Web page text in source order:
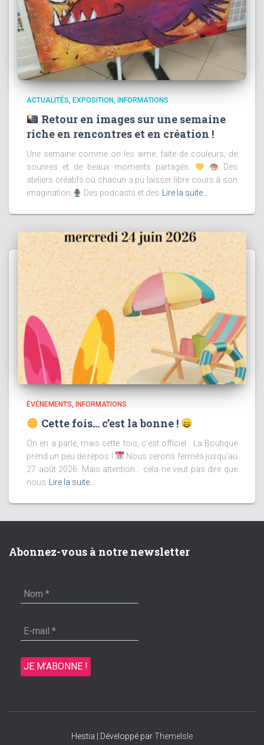
ACTUALITÉS EXPOSITION INFORMATIONS
Retour en images sur une semaine
riche en rencontres et en création !
Une semaine comme on les aime, faite de couleurs, de
sourires et de beaux moments partagés.
Des
ateliers créatifs où chacun a pu laisser libre cours à son
imagination.
Des podcasts et des Lire la suite…
ÉVÉNEMENTS INFORMATIONS
Cette fois… c’est la bonne !
On en a parlé, mais cette fois, c’est officiel : La Boutique
prend un peu de repos !
Nous serons fermés jusqu’au
27 août 2026. Mais attention… cela ne veut pas dire que
nous
Lire la suite…
Abonnez-vous à notre newsletter
Hestia | Développé parThemeIsle